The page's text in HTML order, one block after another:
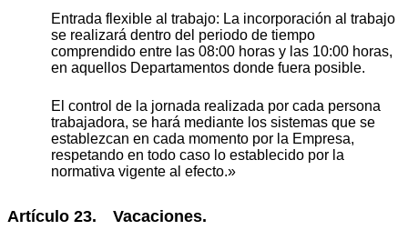
Entrada flexible al trabajo: La incorporación al trabajo
se realizará dentro del periodo de tiempo
comprendido entre las 08:00 horas y las 10:00 horas,
en aquellos Departamentos donde fuera posible.
El control de la jornada realizada por cada persona
trabajadora, se hará mediante los sistemas que se
establezcan en cada momento por la Empresa,
respetando en todo caso lo establecido por la
normativa vigente al efecto.»
Artículo 23. Vacaciones.